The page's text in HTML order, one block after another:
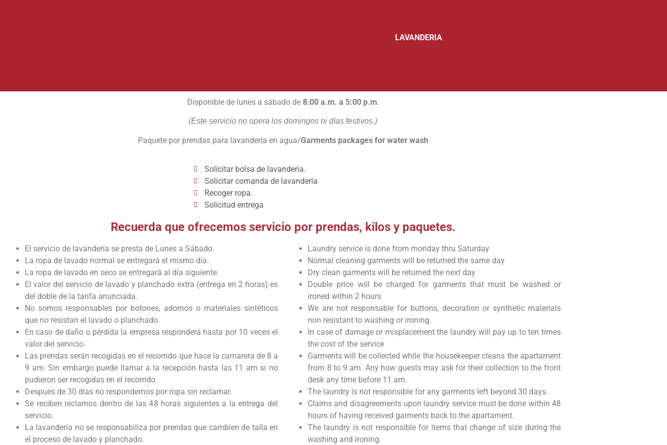
LAVANDERIA
Disponible de lunes a sábado de 8:00 a.m. a 5:00 p.m.
(Este servicio no opera los domingos ni días festivos.)
Paquete por prendas para lavandería en agua/Garments packages for water wash
Solicitar bolsa de lavandería.
Solicitar comanda de lavandería
Recoger ropa.
Solicitud entrega
Recuerda que ofrecemos servicio por prendas, kilos y paquetes.
El servicio de lavandería se presta de Lunes a Sábado.
La ropa de lavado normal se entregará el mismo día.
La ropa de lavado en seco se entregará al día siguiente.
El valor del servicio de lavado y planchado extra (entrega en 2 horas) es
del doble de la tarifa anunciada.
No somos responsables por botones, adornos o materiales sintéticos
que no resistan el lavado o planchado.
En caso de daño o pérdida la empresa responderá hasta por 10 veces el
valor del servicio.
Las prendas serán recogidas en el recorrido que hace la camarera de 8 a
9 am. Sin embargo puede llamar a la recepción hasta las 11 am si no
pudieron ser recogidas en el recorrido.
Después de 30 días no respondemos por ropa sin reclamar.
Se reciben reclamos dentro de las 48 horas siguientes a la entrega del
servicio.
La lavandería no se responsabiliza por prendas que cambien de talla en
el proceso de lavado y planchado.
Laundry service is done from monday thru Saturday
Normal cleaning garments will be returned the same day
Dry clean garments will be returned the next day
Double price will be charged for garments that must be washed or
ironed within 2 hours
We are not responsable for buttons, decoration or synthetic materials
non resistant to washing or ironing.
In case of damage or misplacement the laundry will pay up to ten times
the cost of the service
Garments will be collected while the housekeeper cleans the apartament
from 8 to 9 am. Any how guests may ask for their collection to the front
desk any time before 11 am.
The laundry is not responsible for any garments left beyond 30 days.
Claims and disagreements upon laundry service must be done within 48
hours of having received garments back to the apartament.
The laundry is not responsible for items that change of size during the
washing and ironing.